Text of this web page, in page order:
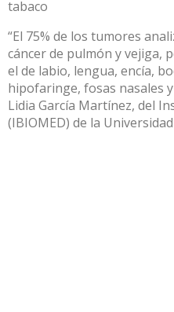
tabaco
“El 75% de los tumores
cáncer de pulmón y vejiga,
el de labio, lengua, encía,
hipofaringe, fosas nasales
Lidia García Martínez, del
(IBIOMED) de la